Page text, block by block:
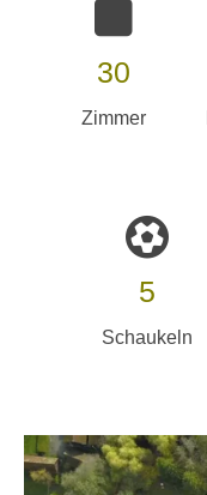
30
Zimmer
5
Schaukeln